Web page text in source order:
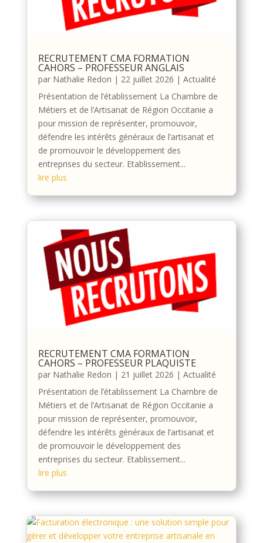
RECRUTEMENT CMA FORMATION
CAHORS – PROFESSEUR ANGLAIS
par Nathalie Redon | 22 juillet 2026 | Actualité
Présentation de l’établissement La Chambre de
Métiers et de l’Artisanat de Région Occitanie a
pour mission de représenter, promouvoir,
défendre les intérêts généraux de l’artisanat et
de promouvoir le développement des
entreprises du secteur. Etablissement...
lire plus
RECRUTEMENT CMA FORMATION
CAHORS – PROFESSEUR PLAQUISTE
par Nathalie Redon | 21 juillet 2026 | Actualité
Présentation de l’établissement La Chambre de
Métiers et de l’Artisanat de Région Occitanie a
pour mission de représenter, promouvoir,
défendre les intérêts généraux de l’artisanat et
de promouvoir le développement des
entreprises du secteur. Etablissement...
lire plus